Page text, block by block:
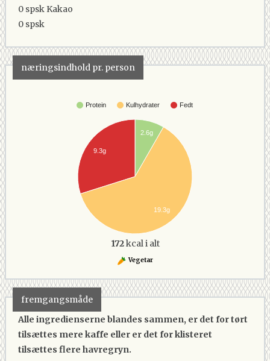
0 spsk Kakao
0 spsk
næringsindhold pr. person
Protein Kulhydrater Fedt
2.6g
9.3g
19.3g
172kcal i alt
Vegetar
fremgangsmåde
Alle ingredienserne blandes sammen, er det for tørt
tilsættes mere kaffe eller er det for klisteret
tilsættes flere havregryn.